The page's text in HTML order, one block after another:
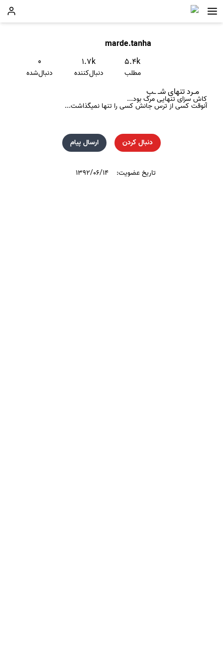
marde.tanha
۵.۴k
مطلب
۱.۷k
دنبال‌کننده
۰
دنبال‌شده
مـرد تنهای شـ ـب
کاش سزای تنهایی مرگ بود...
آنوقت کسی از ترس جانش کسی را تنها نمیگذاشت...
دنبال کردن ارسال پیام
تاریخ عضویت: ۱۳۹۲/۰۶/۱۴